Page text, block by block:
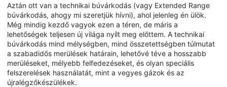
Aztán ott van a technikai búvárkodás (vagy Extended Range
búvárkodás, ahogy mi szeretjük hívni), ahol jelenleg én ülök.
Még mindig kezdő vagyok ezen a téren, de máris a
lehetőségek teljesen új világa nyílt meg előttem. A technikai
búvárkodás mind mélységben, mind összetettségben túlmutat
a szabadidős merülések határain, lehetővé téve a hosszabb
merüléseket, mélyebb felfedezéseket, és olyan speciális
felszerelések használatát, mint a vegyes gázok és az
újralégzőkészülékek.